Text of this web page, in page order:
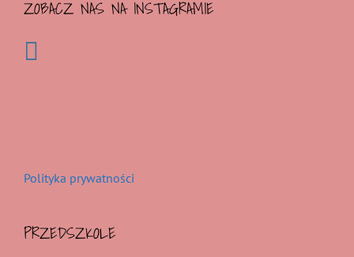
ZOBACZ NAS NA INSTAGRAMIE
Polityka prywatności
PRZEDSZKOLE